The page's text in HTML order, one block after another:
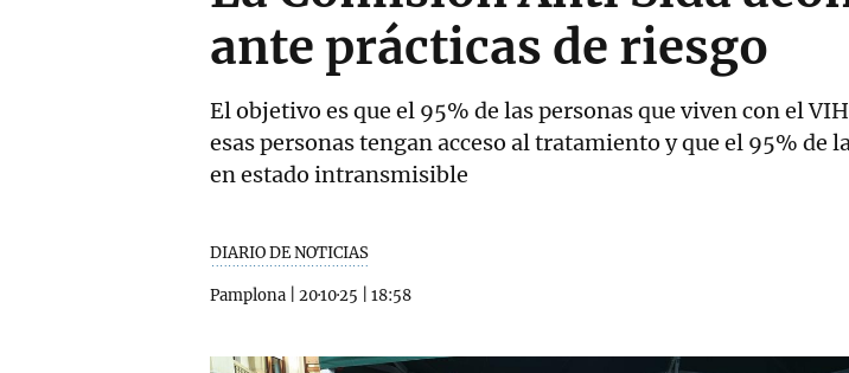
ante prácticas de riesgo
El objetivo es que el 95% de las personas que viven con el
esas personas tengan acceso al tratamiento y que el 95% de
en estado intransmisible
DIARIO DE NOTICIAS
Pamplona 20·10·25 18:58